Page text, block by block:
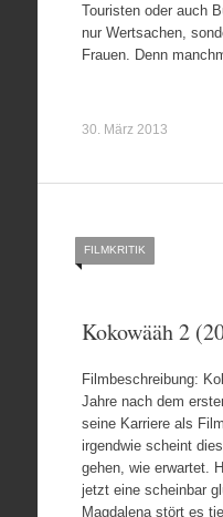
Touristen oder auch
nur Wertsachen,
Frauen. Denn
30. März 2013
FILMKRITIK
Kokowääh 2
Filmbeschreibung:
Jahre nach dem
seine Karriere als
irgendwie scheint
gehen, wie erwartet.
jetzt eine scheinbar
Magdalena stört es